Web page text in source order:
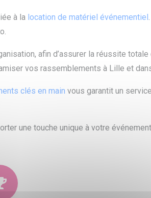
à la location de matériel événementiel
afin d’assurer la réussite
vos rassemblements à Lille et
clés en main vous garantit un
une touche unique à votre